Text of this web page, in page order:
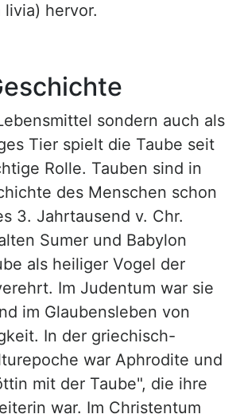
hervor.
sondern auch als
Tier spielt die Taube seit
Rolle. Tauben sind in
des Menschen schon
3. Jahrtausend v. Chr.
Sumer und Babylon
als heiliger Vogel der
Im Judentum war sie
im Glaubensleben von
In der griechisch-
war Aphrodite und
mit der Taube", die ihre
war. Im Christentum